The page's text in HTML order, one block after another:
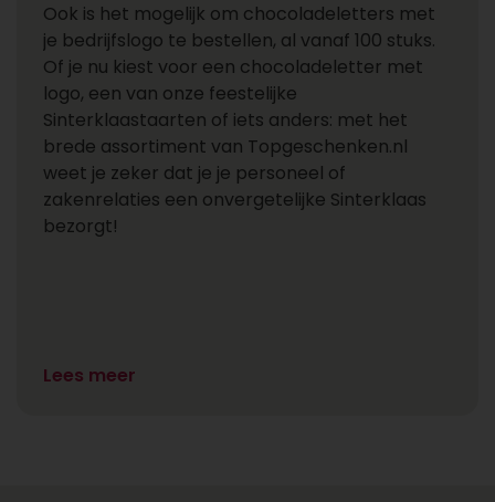
Ook is het mogelijk om chocoladeletters met
je bedrijfslogo te bestellen, al vanaf 100 stuks.
Of je nu kiest voor een chocoladeletter met
logo, een van onze feestelijke
Sinterklaastaarten of iets anders: met het
brede assortiment van Topgeschenken.nl
weet je zeker dat je je personeel of
zakenrelaties een onvergetelijke Sinterklaas
bezorgt!
Lees meer